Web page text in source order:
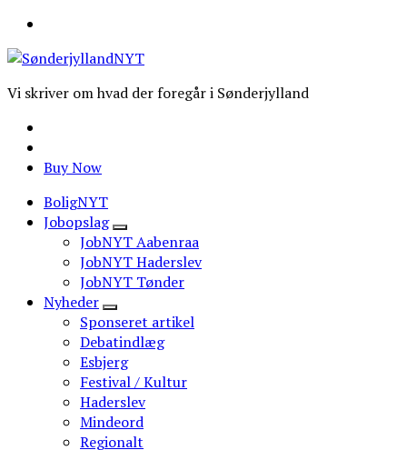
Vi skriver om hvad der foregår i Sønderjylland
Buy Now
BoligNYT
Jobopslag
JobNYT Aabenraa
JobNYT Haderslev
JobNYT Tønder
Nyheder
Sponseret artikel
Debatindlæg
Esbjerg
Festival / Kultur
Haderslev
Mindeord
Regionalt